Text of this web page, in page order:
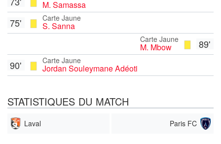
M. Samassa
Carte Jaune
S. Sanna
75'
89'
Carte Jaune
M. Mbow
Carte Jaune
Jordan Souleymane Adéoti
90'
STATISTIQUES DU MATCH
Laval Paris FC